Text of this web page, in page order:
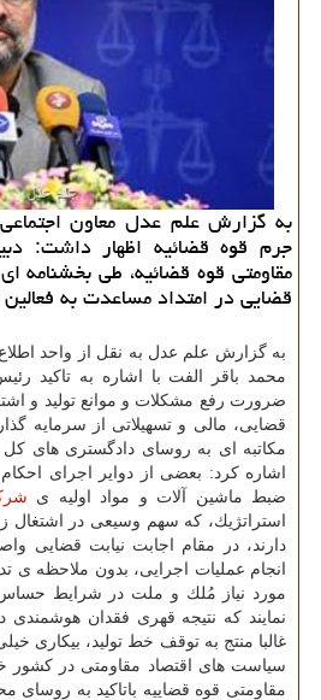
به گزارش علم عدل معاون
جرم قوه قضائیه اظهار داشت:
مقاومتی قوه قضائیه، طی بخشنامه
قضایی در امتداد مساعدت به فعالین
به گزارش علم عدل به نقل از واحد
محمد باقر الفت با اشاره به تاكید
ضرورت رفع مشكلات و موانع تولید و
قضایی، مالی و تسهیلاتی از سرمایه
مكاتبه ای به روسای دادگستری های
اشاره كرد: بعضی از دوایر اجرای
ضبط ماشین آلات و مواد اولیه ی
استراتژیك، كه سهم وسیعی در اشتغال
دارند، در مقام اجابت نیابت قضایی
انجام عملیات اجرایی، بدون ملاحظه ی
مورد نیاز مُلك و ملت در شرایط
نمایند كه نتیجه قهری فقدان هوشمندی
غالبا منتج به توقف خط تولید، بیكاری
سیاست های اقتصاد مقاومتی در كشور
مقاومتی قوه قضاییه باتاكید به روسای